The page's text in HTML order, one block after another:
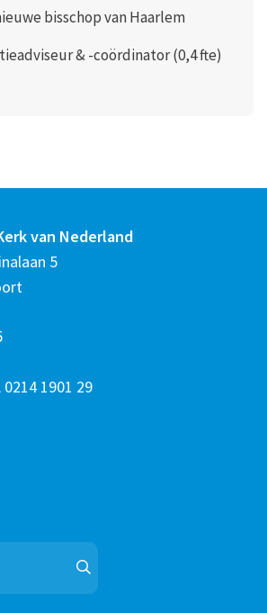
bisschop van Haarlem
& -coördinator (0,4 fte)
van Nederland
5
0214 1901 29
Zoeken
naar: